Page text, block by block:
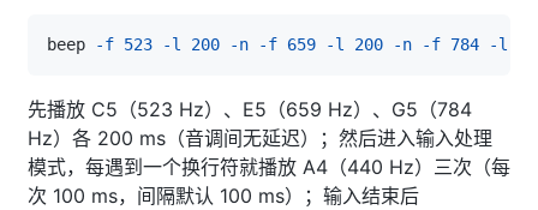
beep -f 523 -l 200 -n -f 659 -l 200 -n -f 784 -l
先播放 C5（523 Hz）、E5（659 Hz）、G5（784
Hz）各 200 ms（音调间无延迟）；然后进入输入处理
模式，每遇到一个换行符就播放 A4（440 Hz）三次（每
次 100 ms，间隔默认 100 ms）；输入结束后